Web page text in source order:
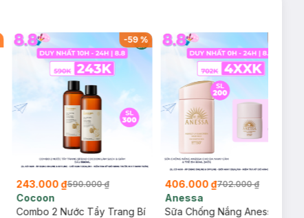
-59%
243.000 ₫590.000 ₫
Cocoon
Combo 2 Nước Tẩy Trang Bí
406.000 ₫702.000 ₫
Anessa
Sữa Chống Nắng Anessa